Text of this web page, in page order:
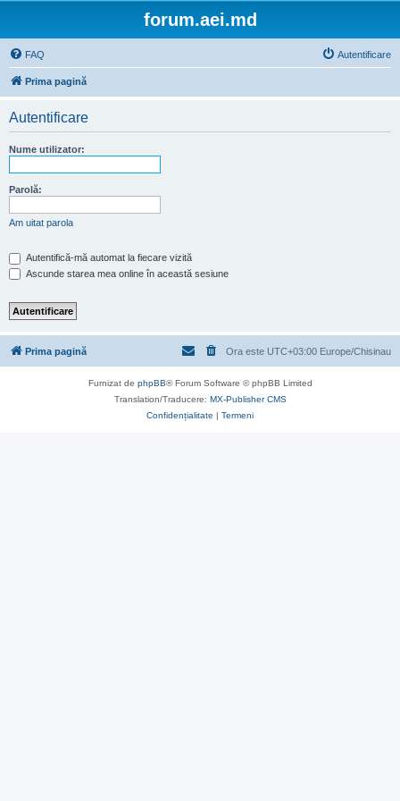
forum.aei.md
FAQ Autentificare
Prima pagină
Autentificare
Nume utilizator:
Parolă:
Am uitat parola
Autentifică-mă automat la fiecare vizită
Ascunde starea mea online în această sesiune
Prima pagină Ora este UTC+03:00 Europe/Chisinau
Furnizat de phpBB® Forum Software © phpBB Limited
Translation/Traducere: MX-Publisher CMS
Confidențialitate | Termeni